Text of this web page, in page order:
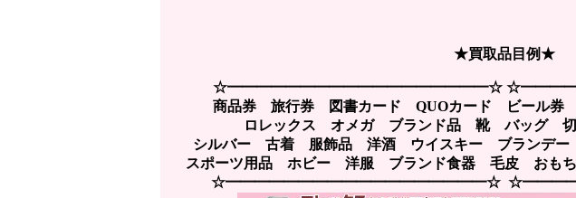
★買取品目例★
☆━━━━━━━━━━━━━━━━━━☆
商品券 旅行券 図書カード QUOカード ビール
ロレックス オメガ ブランド品 靴 バッグ
シルバー 古着 服飾品 洋酒 ウイスキー ブランデ
スポーツ用品 ホビー 洋服 ブランド食器 毛皮 おも
☆━━━━━━━━━━━━━━━━━━☆